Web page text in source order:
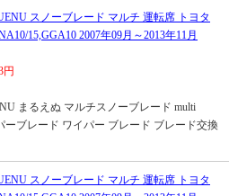
スノーブレード マルチ 運転席 トヨタ
15,GGA10 2007年09月～2013年11月
円
まるえぬ マルチスノーブレード multi
ブレード ワイパー ブレード ブレード交換
スノーブレード マルチ 運転席 トヨタ